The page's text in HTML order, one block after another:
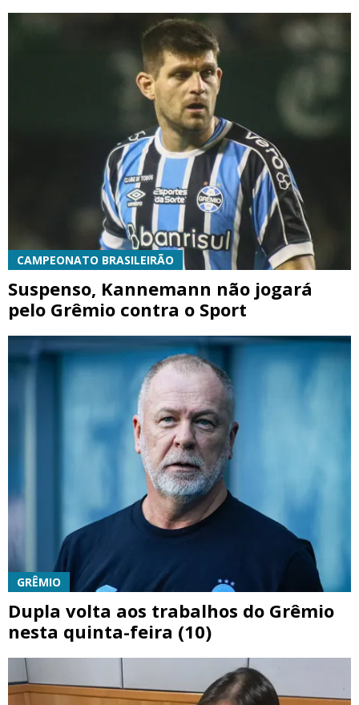
CAMPEONATO BRASILEIRÃO
Suspenso, Kannemann não jogará
pelo Grêmio contra o Sport
GRÊMIO
Dupla volta aos trabalhos do Grêmio
nesta quinta-feira (10)